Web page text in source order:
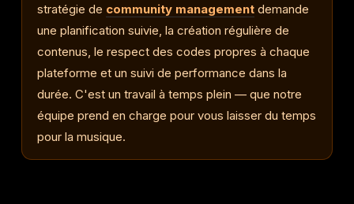
stratégie de community management demande
une planification suivie, la création régulière de
contenus, le respect des codes propres à chaque
plateforme et un suivi de performance dans la
durée. C'est un travail à temps plein — que notre
équipe prend en charge pour vous laisser du temps
pour la musique.